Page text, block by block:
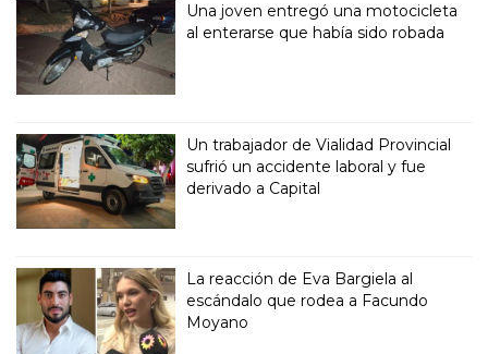
Una joven entregó una motocicleta
al enterarse que había sido robada
Un trabajador de Vialidad Provincial
sufrió un accidente laboral y fue
derivado a Capital
La reacción de Eva Bargiela al
escándalo que rodea a Facundo
Moyano